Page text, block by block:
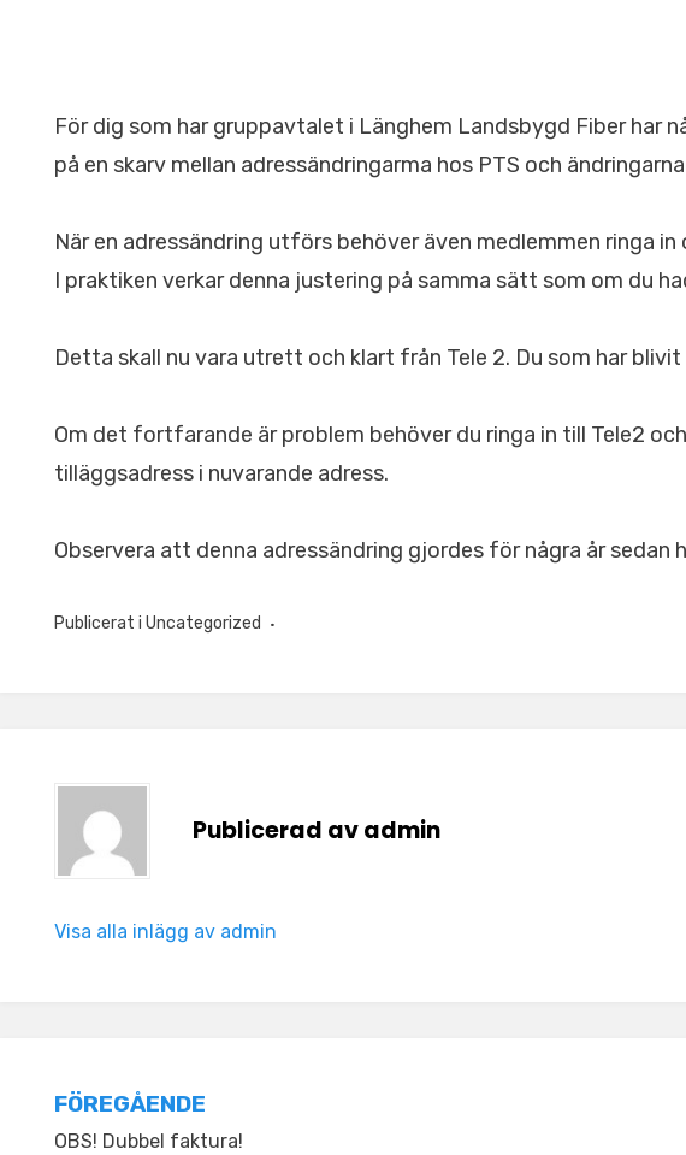
För dig som har gruppavtalet i Länghem Landsbygd Fiber
på en skarv mellan adressändringarma hos PTS och
När en adressändring utförs behöver även medlemmen ringa
I praktiken verkar denna justering på samma sätt som om du
Detta skall nu vara utrett och klart från Tele 2. Du som har
Om det fortfarande är problem behöver du ringa in till Tele2
tilläggsadress i nuvarande adress.
Observera att denna adressändring gjordes för några år sedan
Publicerat i Uncategorized
Publicerad avadmin
Visa alla inlägg av admin
Inläggsnavigering
FÖREGÅENDE
OBS! Dubbel faktura!